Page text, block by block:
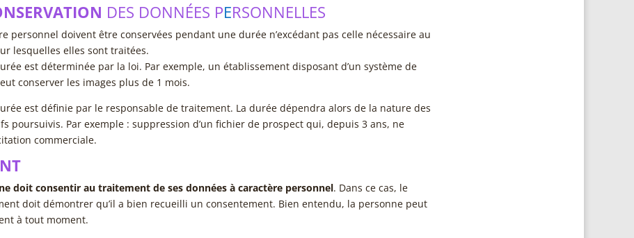
DES DONNÉES PERSONNELLES
personnel doivent être conservées pendant une durée n’excédant pas celle nécessaire au
lesquelles elles sont traitées.
est déterminée par la loi. Par exemple, un établissement disposant d’un système de
conserver les images plus de 1 mois.
est définie par le responsable de traitement. La durée dépendra alors de la nature des
poursuivis. Par exemple : suppression d’un fichier de prospect qui, depuis 3 ans, ne
commerciale.
doit consentir au traitement de ses données à caractère personnel. Dans ce cas, le
doit démontrer qu’il a bien recueilli un consentement. Bien entendu, la personne peut
à tout moment.